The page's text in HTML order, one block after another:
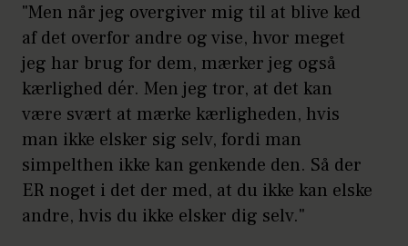
"Men når jeg overgiver mig til at blive ked
af det overfor andre og vise, hvor meget
jeg har brug for dem, mærker jeg også
kærlighed dér. Men jeg tror, at det kan
være svært at mærke kærligheden, hvis
man ikke elsker sig selv, fordi man
simpelthen ikke kan genkende den. Så der
ER noget i det der med, at du ikke kan elske
andre, hvis du ikke elsker dig selv."